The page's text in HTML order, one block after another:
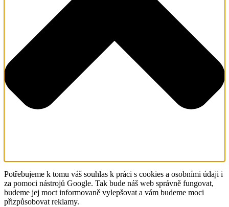
Potřebujeme k tomu váš souhlas k práci s cookies a osobními údaji i
za pomoci nástrojů Google. Tak bude náš web správně fungovat,
budeme jej moct informovaně vylepšovat a vám budeme moci
přizpůsobovat reklamy.